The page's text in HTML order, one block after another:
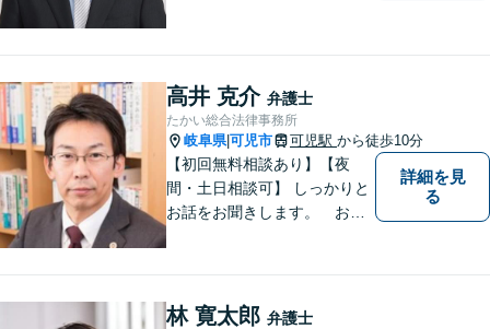
などの家事事件を解決してき
ました。特に交通事故では多
くの後遺障害事故や死亡事故
を解決してきました。
高井 克介 弁護士
たかい総合法律事務所
岐阜県|可児市 可児駅 から徒歩10分
【初回無料相談あり】【夜
間・土日相談可】 しっかりと
お話をお聞きします。 お気
詳細を見
る
林 寛太郎 弁護士